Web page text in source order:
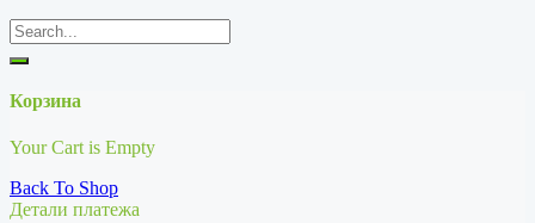
Корзина
Your Cart is Empty
Back To Shop
Детали платежа